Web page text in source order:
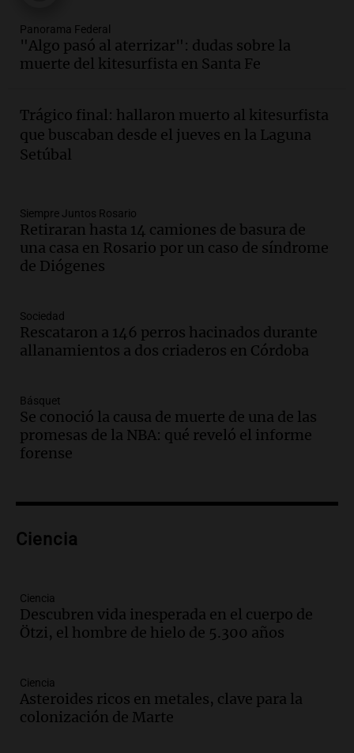
edificios y proyecta una casa del
estudiante con 48 municipios
involucrados
Episodios
Audio.1° gol de Rosario Central a
Aldosivi (Zalazar en contra) - relato
Gato Greco
Audio.Recomendaciones de vino
bonarda para disfrutar el fin de semana
en Mendoza
Panorama Federal
Audio.
en la Sociedad Rural de Bulaya con
actividades para toda la familia
Audio.
edificios y una casa del estudiante para
jóvenes de la región
Panorama Federal
Audio.Preparativos finales para la gran
Bulaya este sábado
Audio.
Congreso y evacuación por derrame de
oxígeno en Montecastro
Audio.
Río Gallegos reporta frío extremo
y llega avión para escuelas de la décima
brigada aérea
Panorama Federal
"Algo pasó al aterrizar": dudas sobre la
muerte del kitesurfista en Santa Fe
Trágico final: hallaron muerto al kitesurfista
que buscaban desde el jueves en la Laguna
Setúbal
Siempre Juntos Rosario
Retiraran hasta 14 camiones de basura de
una casa en Rosario por un caso de síndrome
de Diógenes
Sociedad
Rescataron a 146 perros hacinados durante
allanamientos a dos criaderos en Córdoba
Básquet
Se conoció la causa de muerte de una de las
promesas de la NBA: qué reveló el informe
forense
Ciencia
Ciencia
Descubren vida inesperada en el cuerpo de
Ötzi, el hombre de hielo de 5.300 años
Ciencia
Asteroides ricos en metales, clave para la
colonización de Marte